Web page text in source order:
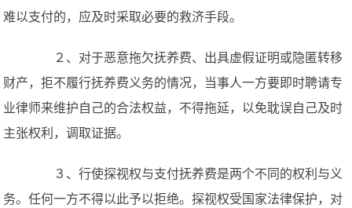
难以支付的，应及时采取必要的救济手段。
２、对于恶意拖欠抚养费、出具虚假证明或隐匿转移
财产，拒不履行抚养费义务的情况，当事人一方要即时聘请专
业律师来维护自己的合法权益，不得拖延，以免耽误自己及时
主张权利，调取证据。
３、行使探视权与支付抚养费是两个不同的权利与义
务。任何一方不得以此予以拒绝。探视权受国家法律保护，对